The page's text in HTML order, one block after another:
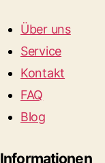
Über uns
Service
Kontakt
FAQ
Blog
Informationen